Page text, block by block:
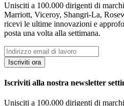
Unisciti a 100.000 dirigenti di
Marriott, Viceroy, Shangri-La,
ricevi le ultime innovazioni e
posta una volta alla settimana.
Iscriviti ora
Iscriviti alla nostra newsletter
Unisciti a 100.000 dirigenti di